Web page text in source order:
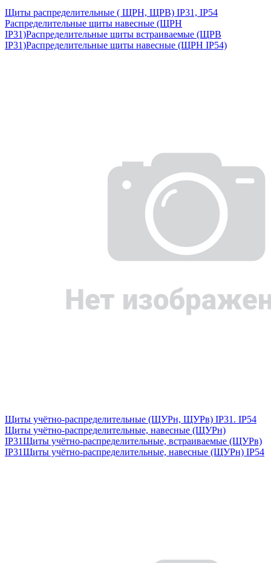
Щиты распределительные ( ЩРН, ЩРВ) IP31, IP54
Распределительные щиты навесные (ЩРН
IP31)Распределительные щиты встраиваемые (ЩРВ
IP31)Распределительные щиты навесные (ЩРН IP54)
Щиты учётно-распределительные (ЩУРн, ЩУРв) IP31. IP54
Щиты учётно-распределительные, навесные (ЩУРн)
IP31Щиты учётно-распределительные, встраиваемые (ЩУРв)
IP31Щиты учётно-распределительные, навесные (ЩУРн) IP54